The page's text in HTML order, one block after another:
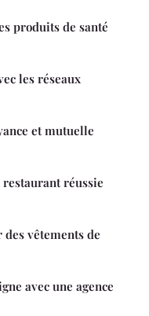
produits de santé
les réseaux
et mutuelle
restaurant réussie
vêtements de
avec une agence